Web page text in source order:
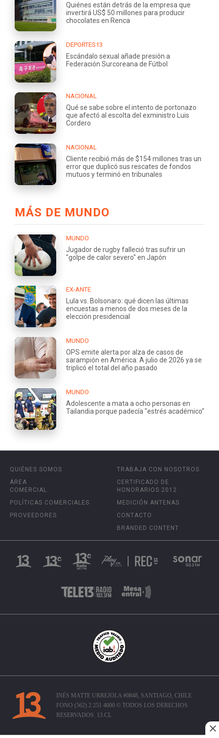
Quiénes están detrás de la empresa que
invertirá US$ 50 millones para producir
chocolates en Renca
DEPORTES13
Escándalo sexual añade presión a
Federación Surcoreana de Fútbol
NACIONAL
Qué se sabe sobre el intento de portonazo
que afectó al escolta del exministro Luis
Cordero
NACIONAL
Cliente recibió más de $154 millones tras un
error que duplicó sus rescates de fondos
mutuos y terminó en tribunales
MÁS DE MUNDO
MUNDO
Jugador de rugby falleció tras sufrir un
"golpe de calor severo" en Japón
EX-ANTE
Lula vs. Bolsonaro: qué dicen las últimas
encuestas a menos de dos meses de la
elección presidencial
MUNDO
OPS emite alerta por alza de casos de
sarampión en América: A julio de 2026 ya se
triplicó el total del año pasado
MUNDO
Adolescente a mata a ocho personas en
Tailandia porque padecía "estrés académico"
QUIÉNES SOMOS
ÁREA
COMERCIAL
POLÍTICAS COMERCIALES
PROVEEDORES
TRABAJA CON NOSOTROS
CERTIFICADO DE
HONORARIOS 2012
MEDICIÓN ANTENAS
CONTACTO
BRANDED CONTENT
INÉS MATTE URREJOLA #0848, SANTIAGO, CHILE
FONO (562) 2 251 4000 © TODOS LOS DERECHOS
RESERVADOS. 13.CL